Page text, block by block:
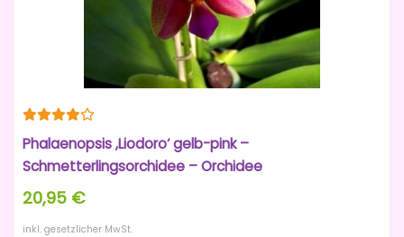
Phalaenopsis ‚Liodoro‘ gelb-pink –
Schmetterlingsorchidee – Orchidee
20,95 €
inkl. gesetzlicher MwSt.